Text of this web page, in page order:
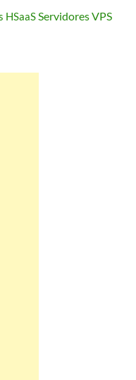
HSaaSServidores VPS